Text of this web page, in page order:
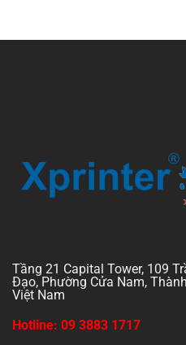
Tầng 21 Capital Tower, 109
Đạo, Phường Cửa Nam,
Việt Nam
Hotline: 09 3883 1717